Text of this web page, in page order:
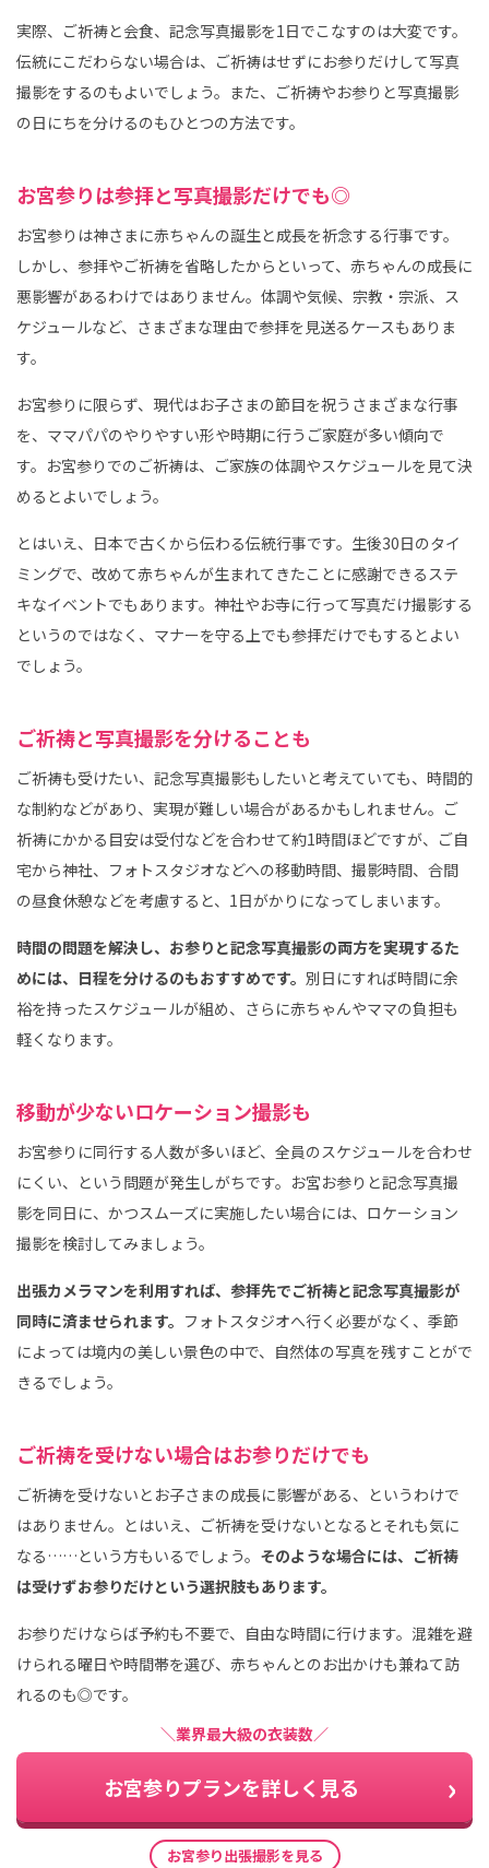
実際、ご祈祷と会食、記念写真撮影を1日でこなすのは大変です。
伝統にこだわらない場合は、ご祈祷はせずにお参りだけして写真
撮影をするのもよいでしょう。また、ご祈祷やお参りと写真撮影
の日にちを分けるのもひとつの方法です。
お宮参りは参拝と写真撮影だけでも◎
お宮参りは神さまに赤ちゃんの誕生と成長を祈念する行事です。
しかし、参拝やご祈祷を省略したからといって、赤ちゃんの成長に
悪影響があるわけではありません。体調や気候、宗教・宗派、ス
ケジュールなど、さまざまな理由で参拝を見送るケースもありま
す。
お宮参りに限らず、現代はお子さまの節目を祝うさまざまな行事
を、ママパパのやりやすい形や時期に行うご家庭が多い傾向で
す。お宮参りでのご祈祷は、ご家族の体調やスケジュールを見て決
めるとよいでしょう。
とはいえ、日本で古くから伝わる伝統行事です。生後30日のタイ
ミングで、改めて赤ちゃんが生まれてきたことに感謝できるステ
キなイベントでもあります。神社やお寺に行って写真だけ撮影する
というのではなく、マナーを守る上でも参拝だけでもするとよい
でしょう。
ご祈祷と写真撮影を分けることも
ご祈祷も受けたい、記念写真撮影もしたいと考えていても、時間的
な制約などがあり、実現が難しい場合があるかもしれません。ご
祈祷にかかる目安は受付などを合わせて約1時間ほどですが、ご自
宅から神社、フォトスタジオなどへの移動時間、撮影時間、合間
の昼食休憩などを考慮すると、1日がかりになってしまいます。
時間の問題を解決し、お参りと記念写真撮影の両方を実現するた
めには、日程を分けるのもおすすめです。 別日にすれば時間に余
裕を持ったスケジュールが組め、さらに赤ちゃんやママの負担も
軽くなります。
移動が少ないロケーション撮影も
お宮参りに同行する人数が多いほど、全員のスケジュールを合わせ
にくい、という問題が発生しがちです。お宮お参りと記念写真撮
影を同日に、かつスムーズに実施したい場合には、ロケーション
撮影を検討してみましょう。
出張カメラマンを利用すれば、参拝先でご祈祷と記念写真撮影が
同時に済ませられます。 フォトスタジオへ行く必要がなく、季節
によっては境内の美しい景色の中で、自然体の写真を残すことがで
きるでしょう。
ご祈祷を受けない場合はお参りだけでも
ご祈祷を受けないとお子さまの成長に影響がある、というわけで
はありません。とはいえ、ご祈祷を受けないとなるとそれも気に
なる……という方もいるでしょう。 そのような場合には、ご祈祷
は受けずお参りだけという選択肢もあります。
お参りだけならば予約も不要で、自由な時間に行けます。混雑を避
けられる曜日や時間帯を選び、赤ちゃんとのお出かけも兼ねて訪
れるのも◎です。
＼業界最大級の衣装数／
お宮参りプランを詳しく見る
お宮参り出張撮影を見る